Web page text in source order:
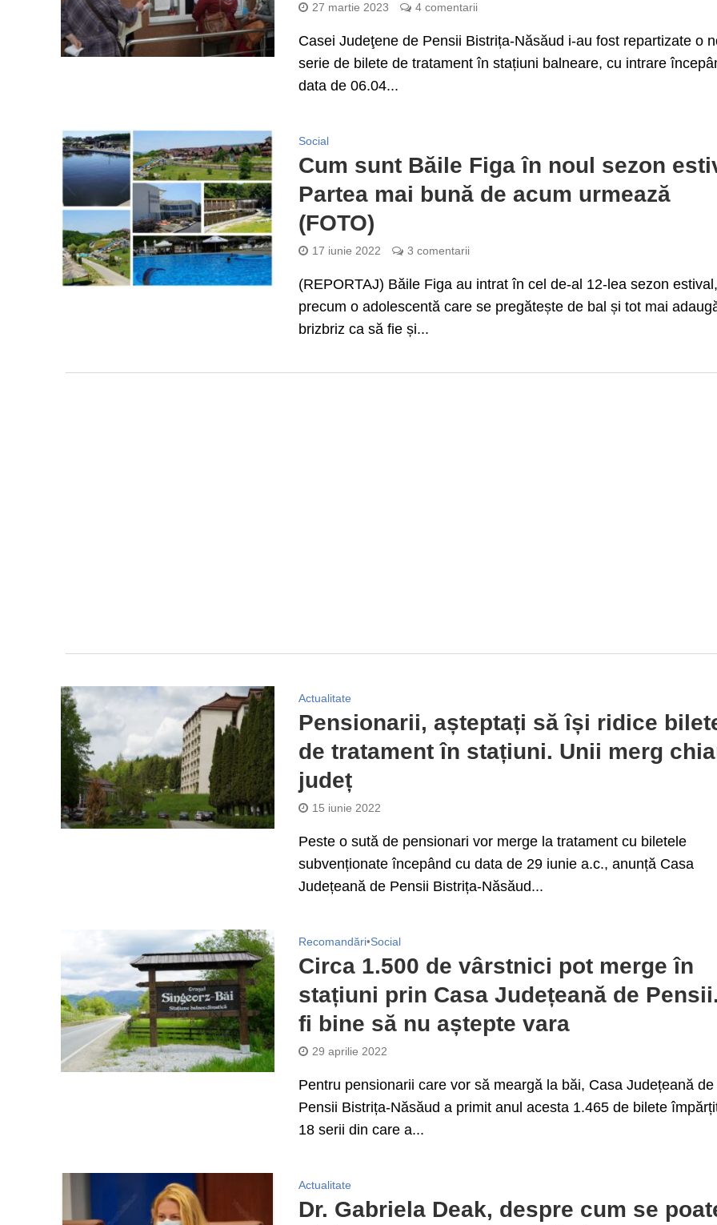
27 martie 2023 4 comentarii
Casei Judeţene de Pensii Bistrița-Năsăud i-au fost repartizate o
serie de bilete de tratament în stațiuni balneare, cu intrare
data de 06.04...
Social
Cum sunt Băile Figa în noul sezon
Partea mai bună de acum urmează
(FOTO)
17 iunie 2022 3 comentarii
(REPORTAJ) Băile Figa au intrat în cel de-al 12-lea sezon estival,
precum o adolescentă care se pregătește de bal și tot mai
brizbriz ca să fie și...
Actualitate
Pensionarii, așteptați să își ridice
de tratament în stațiuni. Unii merg
județ
15 iunie 2022
Peste o sută de pensionari vor merge la tratament cu biletele
subvenționate începând cu data de 29 iunie a.c., anunță Casa
Județeană de Pensii Bistrița-Năsăud...
Recomandări•Social
Circa 1.500 de vârstnici pot merge în
stațiuni prin Casa Județeană de
fi bine să nu aștepte vara
29 aprilie 2022
Pentru pensionarii care vor să meargă la băi, Casa Județeană de
Pensii Bistrița-Năsăud a primit anul acesta 1.465 de bilete
18 serii din care a...
Actualitate
Dr. Gabriela Deak, despre cum se